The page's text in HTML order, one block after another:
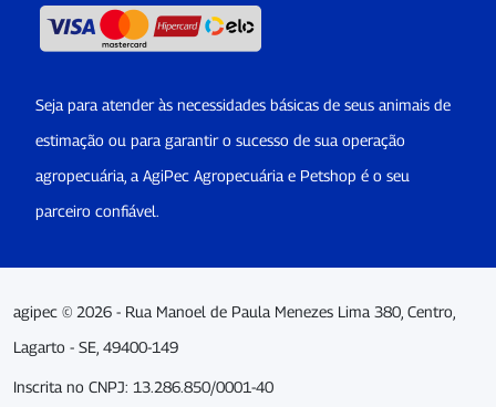
Seja para atender às necessidades básicas de seus animais de
estimação ou para garantir o sucesso de sua operação
agropecuária, a AgiPec Agropecuária e Petshop é o seu
parceiro confiável.
agipec © 2026 - Rua Manoel de Paula Menezes Lima 380, Centro,
Lagarto - SE, 49400-149
Inscrita no CNPJ: 13.286.850/0001-40